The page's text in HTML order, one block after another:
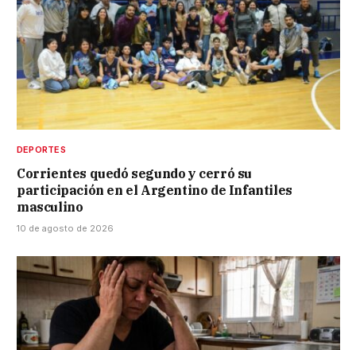
DEPORTES
Corrientes quedó segundo y cerró su
participación en el Argentino de Infantiles
masculino
10 de agosto de 2026